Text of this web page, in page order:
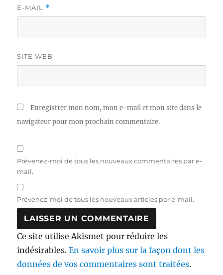
E-MAIL *
SITE WEB
Enregistrer mon nom, mon e-mail et mon site dans le
navigateur pour mon prochain commentaire.
Prévenez-moi de tous les nouveaux commentaires par e-
mail.
Prévenez-moi de tous les nouveaux articles par e-mail.
Ce site utilise Akismet pour réduire les
indésirables.En savoir plus sur la façon dont les
données de vos commentaires sont traitées.